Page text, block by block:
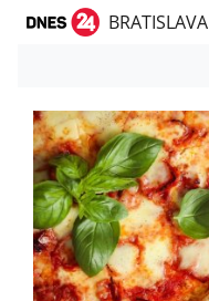
BRATISLAVA